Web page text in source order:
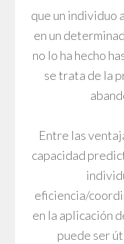
que un individuo
en un
no lo ha hecho
se trata de la
Entre las
capacidad
eficiencia/
en la aplicación
puede ser